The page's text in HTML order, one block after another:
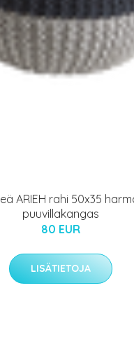
ARIEH rahi 50x35
puuvillakangas
80 EUR
LISÄTIETOJA